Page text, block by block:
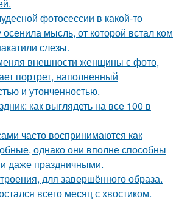
фотосессии в какой-то
мысль, от которой встал ком
слезы.
внешности женщины с фото,
портрет, наполненный
и утонченностью.
как выглядеть на все 100 в
часто воспринимаются как
однако они вполне способны
даже праздничными.
для завершённого образа.
всего месяц с хвостиком.